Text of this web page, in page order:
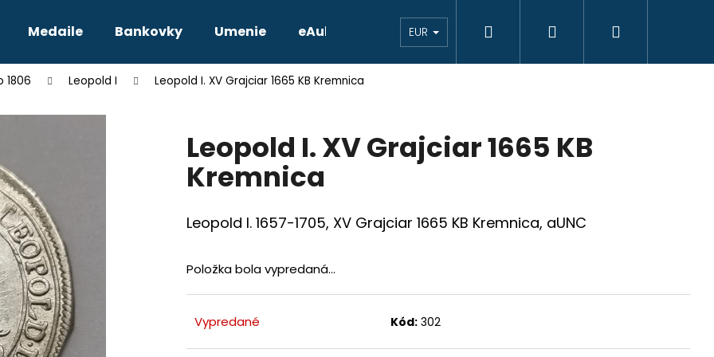
Medaile Bankovky Umenie eAukcie eAukcie bankovky VÝKUP Novinky
EUR Hľadať Prihlásenie
1806 Leopold I Leopold I. XV Grajciar 1665 KB Kremnica
Leopold I. XV Grajciar 1665 KB
Kremnica
Leopold I. 1657-1705, XV Grajciar 1665 KB Kremnica, aUNC
Položka bola vypredaná…
Vypredané Kód: 302
Čo potrebujete nájsť?
HĽADAŤ
PTOLEMAIOS VI. JOZEF II. 3 GRAJCIAR 1769 B EVM-D